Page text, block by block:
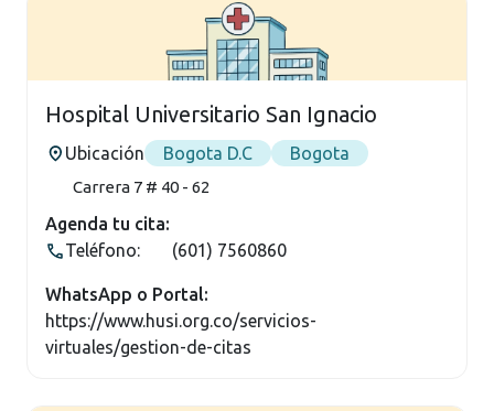
Hospital Universitario San Ignacio
Ubicación Bogota D.C Bogota
Carrera 7 # 40 - 62
Agenda tu cita:
Teléfono:
(601) 7560860
WhatsApp o Portal:
https://www.husi.org.co/servicios-
virtuales/gestion-de-citas